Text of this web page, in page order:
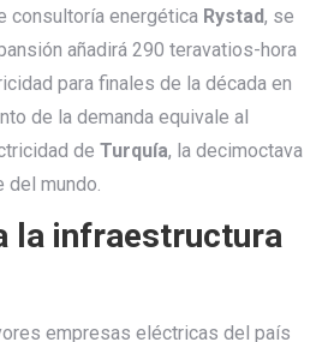
consultoría energética Rystad, se
añadirá 290 teravatios-hora
para finales de la década en
de la demanda equivale al
de Turquía, la decimoctava
del mundo.
la infraestructura
empresas eléctricas del país